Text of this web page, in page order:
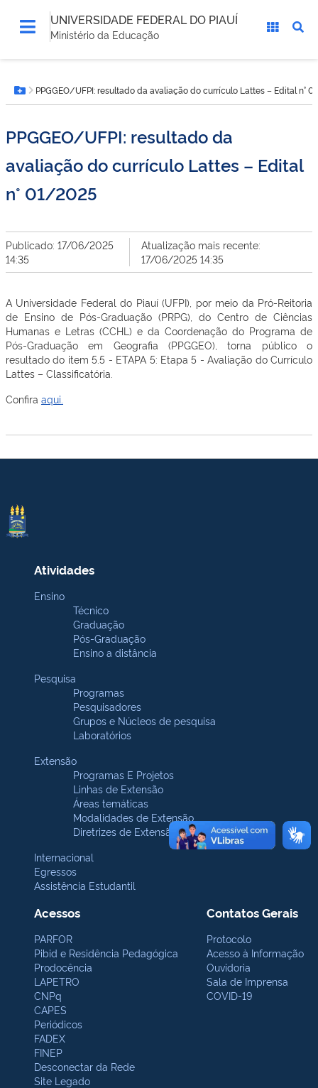
UNIVERSIDADE FEDERAL DO PIAUÍ
Ministério da Educação
está
aqui:Botão Menu
PPGGEO/UFPI: resultado da avaliação do currículo Lattes – Edital n°
PPGGEO/UFPI: resultado da
avaliação do currículo Lattes – Edital
n° 01/2025
Publicado: 17/06/2025
14:35
Atualização mais recente:
17/06/2025 14:35
A Universidade Federal do Piauí (UFPI), por meio da Pró-Reitoria
de Ensino de Pós-Graduação (PRPG), do Centro de Ciências
Humanas e Letras (CCHL) e da Coordenação do Programa de
Pós-Graduação em Geografia (PPGGEO), torna público o
resultado do item 5.5 - ETAPA 5: Etapa 5 - Avaliação do Currículo
Lattes – Classificatória.
Confira aqui.
Atividades
Ensino
Técnico
Graduação
Pós-Graduação
Ensino a distância
Pesquisa
Programas
Pesquisadores
Grupos e Núcleos de pesquisa
Laboratórios
Extensão
Programas E Projetos
Linhas de Extensão
Áreas temáticas
Modalidades de Extensão
Diretrizes de Extensão
Internacional
Egressos
Assistência Estudantil
Acessos
PARFOR
Pibid e Residência Pedagógica
Prodocência
LAPETRO
CNPq
CAPES
Periódicos
FADEX
FINEP
Desconectar da Rede
Site Legado
Contatos Gerais
Protocolo
Acesso à Informação
Ouvidoria
Sala de Imprensa
COVID-19